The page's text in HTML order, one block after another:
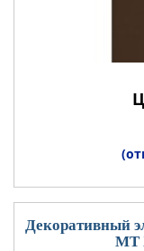
Декоративный
MT